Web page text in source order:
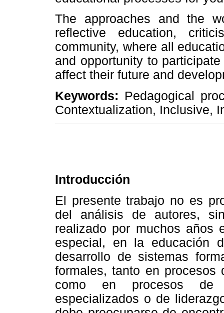
The approaches and the
reflective education,
community, where all
and opportunity to
affect their future and
Keywords: Pedagogical
Contextualization, Inclusive,
Introducción
El presente trabajo no es
del análisis de autores,
realizado por muchos años
especial, en la educación
desarrollo de sistemas
formales, tanto en procesos
como en procesos de
especializados o de